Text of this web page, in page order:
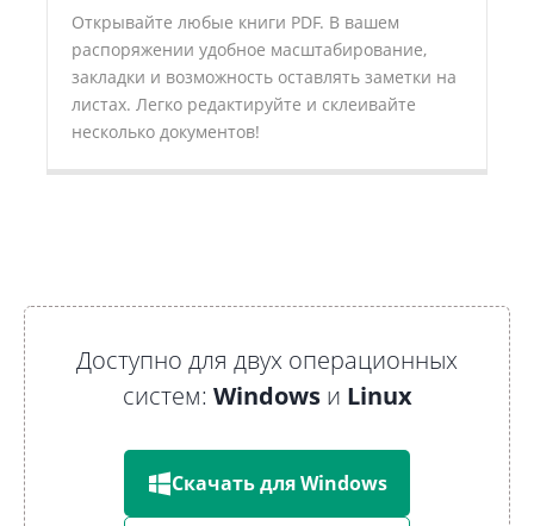
Открывайте любые книги PDF. В вашем
распоряжении удобное масштабирование,
закладки и возможность оставлять заметки на
листах. Легко редактируйте и склеивайте
несколько документов!
Доступно для двух операционных
систем: Windowsи Linux
Скачать для Windows